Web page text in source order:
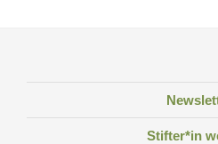
Stifter*in